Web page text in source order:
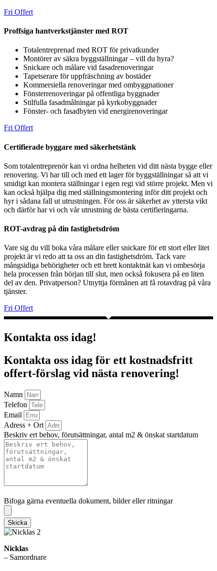
Fri Offert
Proffsiga hantverkstjänster med ROT
Totalentreprenad med ROT för privatkunder
Montörer av säkra byggställningar – vill du hyra?
Snickare och målare vid fasadrenoveringar
Tapetserare för uppfräschning av bostäder
Kommersiella renoveringar med ombyggnationer
Fönsterrenoveringar på offentliga byggnader
Stilfulla fasadmålningar på kyrkobyggnader
Fönster- och fasadbyten vid energirenoveringar
Fri Offert
Certifierade byggare med säkerhetstänk
Som totalentreprenör kan vi ordna helheten vid ditt nästa bygge eller
renovering. Vi har till och med ett lager för byggställningar så att vi
smidigt kan montera ställningar i egen regi vid större projekt. Men vi
kan också hjälpa dig med ställningsmontering inför ditt projekt och
hyr i sådana fall ut utrustningen. För oss är säkerhet av yttersta vikt
och därför har vi och vår utrustning de bästa certifieringarna.
ROT-avdrag på din fastighetsdröm
Vare sig du vill boka våra målare eller snickare för ett stort eller litet
projekt är vi redo att ta oss an din fastighetsdröm. Tack vare
mångsidiga behörigheter och ett brett kontaktnät kan vi ombesörja
hela processen från början till slut, men också fokusera på en liten
del av den. Privatperson? Utnyttja förmånen att få rotavdrag på våra
tjänster.
Fri Offert
Kontakta oss idag!
Kontakta oss idag för ett kostnadsfritt
offert-förslag vid nästa renovering!
Namn
Telefon
Email
Adress + Ort
Beskriv ert behov, förutsättningar, antal m2 & önskat startdatum
Bifoga gärna eventuella dokument, bilder eller ritningar
Skicka
Nicklas
– Samordnare